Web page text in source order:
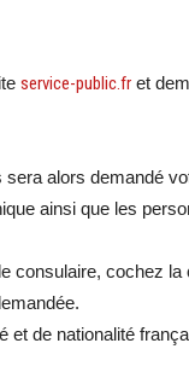
service-public.fr et
alors demandé
ainsi que les
consulaire, cochez la
et de nationalité